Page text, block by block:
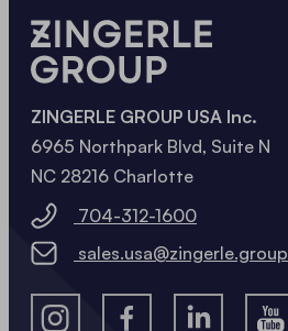
ZINGERLE GROUP USA Inc.
6965 Northpark Blvd, Suite N
NC 28216 Charlotte
704-312-1600
sales.usa@zingerle.group